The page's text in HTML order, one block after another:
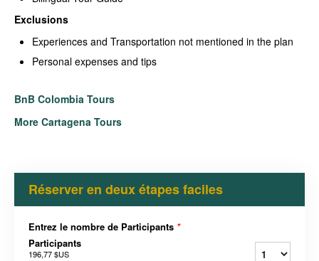
Exclusions
Experiences and Transportation not mentioned in the plan
Personal expenses and tips
BnB Colombia Tours
More Cartagena Tours
Réserver en deux étapes faciles
Entrez le nombre de Participants *
Participants
196,77 $US